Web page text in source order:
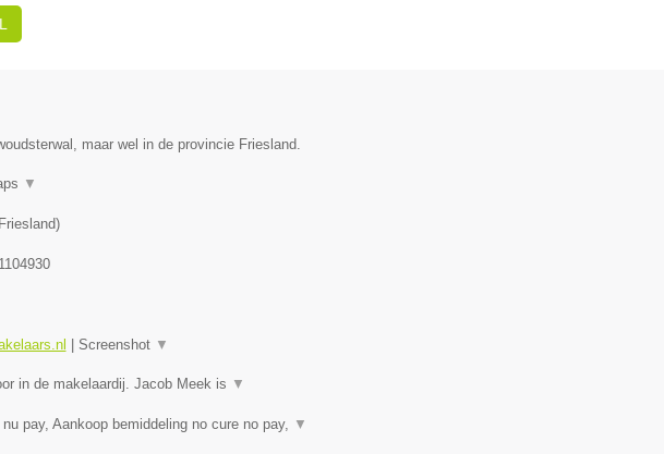
maar wel in de provincie Friesland.
▼
)
Screenshot ▼
in de makelaardij. Jacob Meek is ▼
pay, Aankoop bemiddeling no cure no pay, ▼